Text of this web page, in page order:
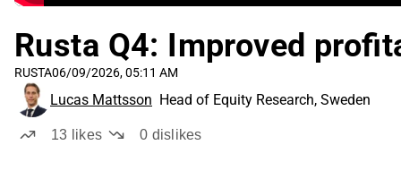
Kommande och tidigare utdelningar
Inderes modellportfölj
Rusta Q4: Improved
RUSTA06/09/2026, 05:11 AM
Lucas Mattsson Head of Equity Research, Sweden
13 likes 0 dislikes